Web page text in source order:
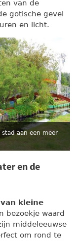
van de
gotische gevel
en licht.
aan een meer
en de
kleine
bezoekje waard
middeleeuwse
om rond te